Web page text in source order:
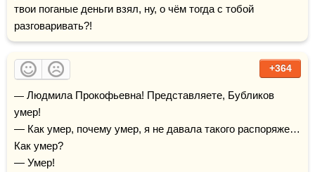
твои поганые деньги взял, ну, о чём тогда с тобой
разговаривать?!
+364
— Людмила Прокофьевна! Представляете, Бубликов
умер!
— Как умер, почему умер, я не давала такого распоряже…
Как умер?
— Умер!